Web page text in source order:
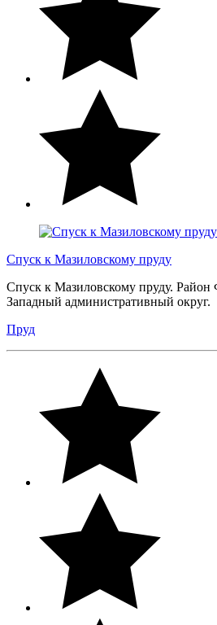
Спуск к Мазиловскому пруду
Спуск к Мазиловскому пруду.
Западный административный округ.
Пруд